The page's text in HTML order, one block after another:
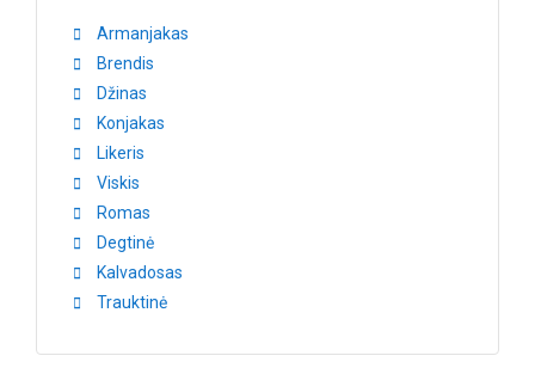
Armanjakas
Brendis
Džinas
Konjakas
Likeris
Viskis
Romas
Degtinė
Kalvadosas
Trauktinė